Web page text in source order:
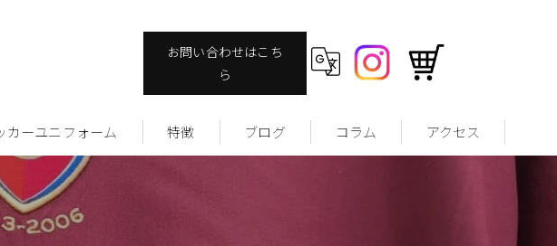
お問い合わせはこち
ら
カーユニフォーム 特徴 ブログ コラム アクセス